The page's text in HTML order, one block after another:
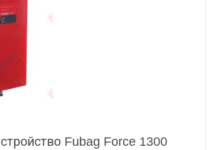
Fubag Force 1300